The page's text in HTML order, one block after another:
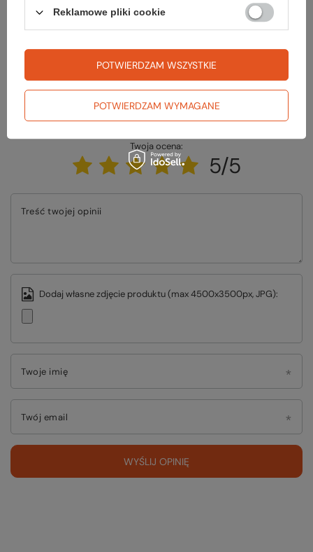
ZADAJ PYTANIE
Napisz swoją opinię
Twoja ocena:
5/5
Treść twojej opinii
Dodaj własne zdjęcie produktu (max 4500x3500px, JPG):
Twoje imię
Twój email
WYŚLIJ OPINIĘ
Reklamowe pliki cookie
POTWIERDZAM WYMAGANE
POTWIERDZAM WSZYSTKIE